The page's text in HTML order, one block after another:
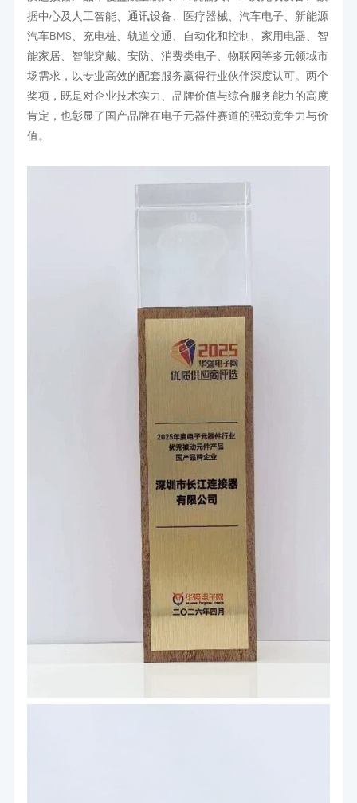
据中心及人工智能、通讯设备、医疗器械、汽车电子、新能源
汽车BMS、充电桩、轨道交通、自动化和控制、家用电器、智
能家居、智能穿戴、安防、消费类电子、物联网等多元领域市
场需求，以专业高效的配套服务赢得行业伙伴深度认可。两个
奖项，既是对企业技术实力、品牌价值与综合服务能力的高度
肯定，也彰显了国产品牌在电子元器件赛道的强劲竞争力与价
值。